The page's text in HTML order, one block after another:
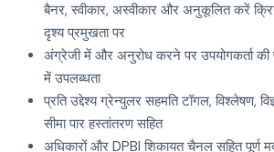
बैनर, स्वीकार, अस्वीकार और अनुकूलित करें
दृश्य प्रमुखता पर
अंग्रेजी में और अनुरोध करने पर उपयोगकर्ता की
में उपलब्धता
प्रति उद्देश्य ग्रेन्युलर सहमति टॉगल, विश्लेषण,
सीमा पार हस्तांतरण सहित
अधिकारों और DPBI शिकायत चैनल सहित पूर्ण